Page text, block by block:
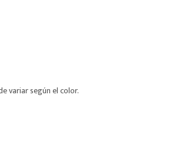
variar según el color.